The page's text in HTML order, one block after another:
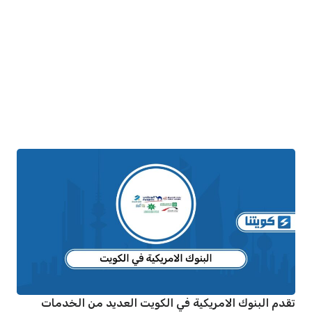
تقدم البنوك الامريكية في الكويت العديد من الخدمات